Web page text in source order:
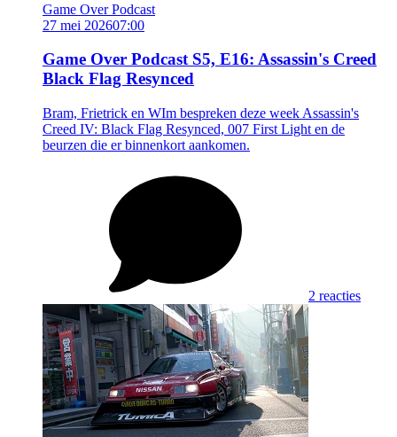
Game Over Podcast
27 mei 202607:00
Game Over Podcast S5, E16: Assassin's Creed
Black Flag Resynced
Bram, Frietrick en WIm bespreken deze week Assassin's
Creed IV: Black Flag Resynced, 007 First Light en de
beurzen die er binnenkort aankomen.
2 reacties